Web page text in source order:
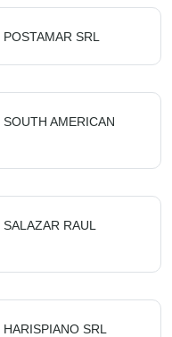
POSTAMAR SRL
SOUTH AMERICAN
SALAZAR RAUL
HARISPIANO SRL